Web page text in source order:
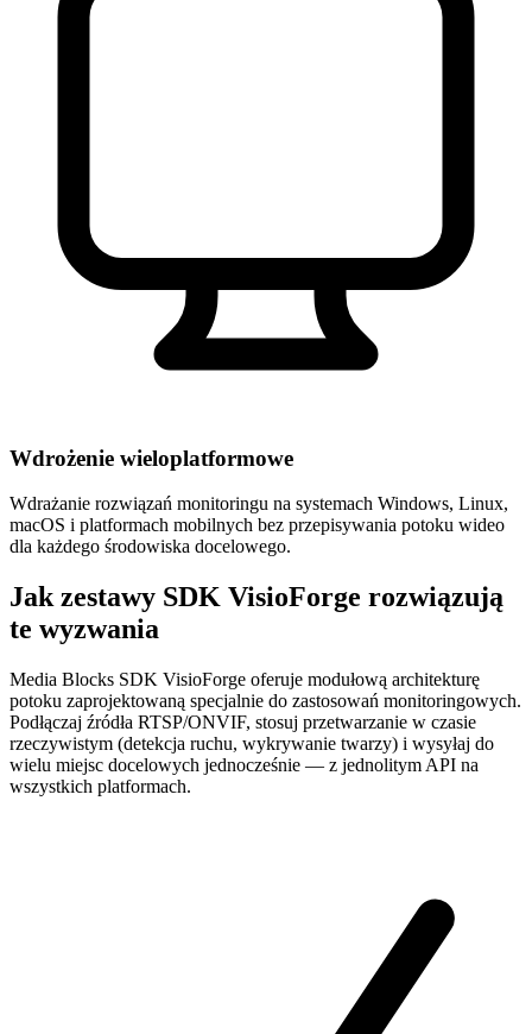
Wdrożenie wieloplatformowe
Wdrażanie rozwiązań monitoringu na systemach Windows, Linux,
macOS i platformach mobilnych bez przepisywania potoku wideo
dla każdego środowiska docelowego.
Jak zestawy SDK VisioForge rozwiązują
te wyzwania
Media Blocks SDK VisioForge oferuje modułową architekturę
potoku zaprojektowaną specjalnie do zastosowań monitoringowych.
Podłączaj źródła RTSP/ONVIF, stosuj przetwarzanie w czasie
rzeczywistym (detekcja ruchu, wykrywanie twarzy) i wysyłaj do
wielu miejsc docelowych jednocześnie — z jednolitym API na
wszystkich platformach.